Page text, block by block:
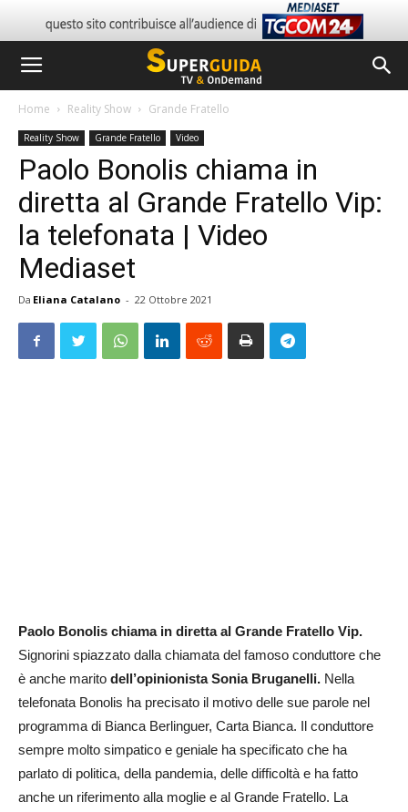
Home Reality Show Grande Fratello
Reality Show Grande Fratello Video
Paolo Bonolis chiama in
diretta al Grande Fratello Vip:
la telefonata | Video
Mediaset
Da Eliana Catalano - 22 Ottobre 2021
Paolo Bonolis chiama in diretta al Grande Fratello Vip.
Signorini spiazzato dalla chiamata del famoso conduttore che
è anche marito dell’opinionista Sonia Bruganelli. Nella
telefonata Bonolis ha precisato il motivo delle sue parole nel
programma di Bianca Berlinguer, Carta Bianca. Il conduttore
sempre molto simpatico e geniale ha specificato che ha
parlato di politica, della pandemia, delle difficoltà e ha fatto
anche un riferimento alla moglie e al Grande Fratello. La